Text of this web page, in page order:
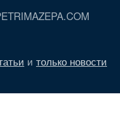
и только новости